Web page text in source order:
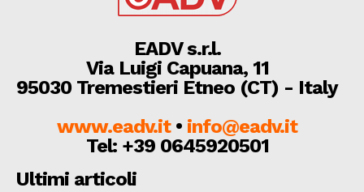
EADV s.r.l.
Via Luigi Capuana, 11
95030 Tremestieri Etneo (CT) - Italy
www.eadv.it• info@eadv.it
Tel: +39 0645920501
Ultimi articoli